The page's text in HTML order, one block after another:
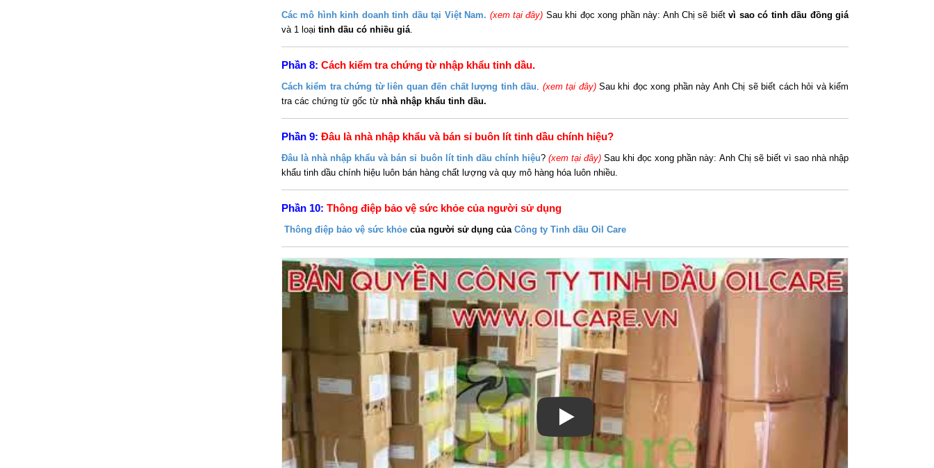
Các mô hình kinh doanh tinh dầu tại Việt Nam. (xem tại đây) Sau khi đọc xong phần này: Anh Chị sẽ biếtvì sao có tinh dầu đồng giá
và 1 loại tinh dầu có nhiều giá
Phần 8: Cách kiểm tra chứng từ nhập khẩu tinh dầu.
Cách kiểm tra chứng từ liên quan đến chất lượng tinh dầu (xem tại đây) Sau khi đọc xong phần này Anh Chị sẽ biết cách hỏi và kiểm
tra các chứng từ gốc từ nhà nhập khẩu tinh dầu.
Phần 9: Đâu là nhà nhập khẩu và bán sỉ buôn lít tinh dầu chính hiệu?
Đâu là nhà nhập khẩu và bán sỉ buôn lít tinh dầu chính hiệu? (xem tại đây)Sau khi đọc xong phần này: Anh Chị sẽ biết vì sao nhà nhập
khẩu tinh dầu chính hiệu luôn bán hàng chất lượng và quy mô hàng hóa luôn nhiều.
Phần 10: Thông điệp bảo vệ sức khỏe của người sử dụng
Thông điệp bảo vệ sức khỏe của người sử dụng của Công ty Tinh dầu Oil Care